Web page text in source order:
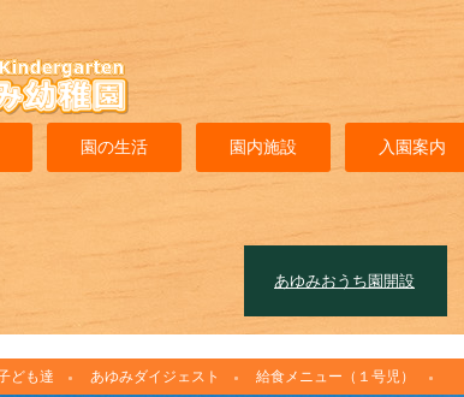
〒078-
園の生活 園内施設 入園案内
あゆみおうち園開設
ども達 あゆみダイジェスト 給食メニュー（１号児）